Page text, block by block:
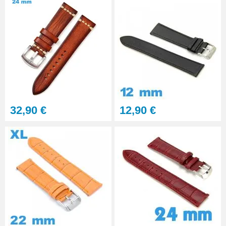
Sacoche pour réparation de
montre - 12 outils
32,90 €
Outil pointeau de pose suisse
professionnel BERGEON
28,90 €
32,90 € 12,90 €